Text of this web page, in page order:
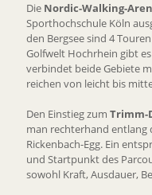
Die Nordic-Walking-
Sporthochschule Köln
den Bergsee sind 4
Golfwelt Hochrhein gibt
verbindet beide Gebiete
reichen von leicht bis
Den Einstieg zum Trimm-
man rechterhand entlang
Rickenbach-Egg. Ein
und Startpunkt des
sowohl Kraft, Ausdauer,